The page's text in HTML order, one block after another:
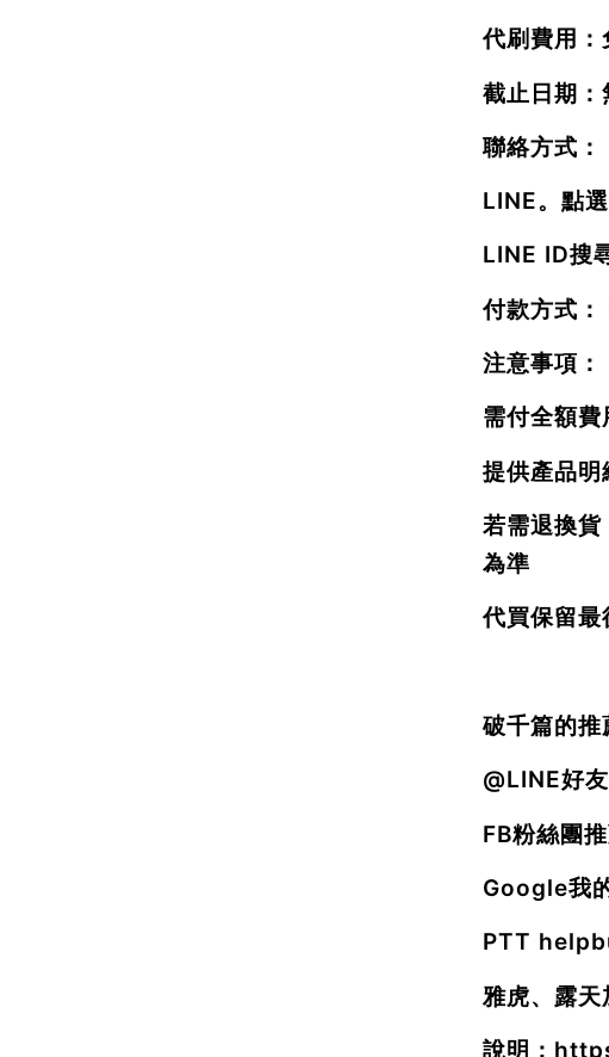
代刷費用
截止日期：
聯絡方式：
LINE。點選
LINE ID搜
付款方式
注意事項：
需付全額
提供產品
若需退換
為準
代買保留最
破千篇的推
@LINE好
FB粉絲團
Google我
PTT
雅虎、露
說明：